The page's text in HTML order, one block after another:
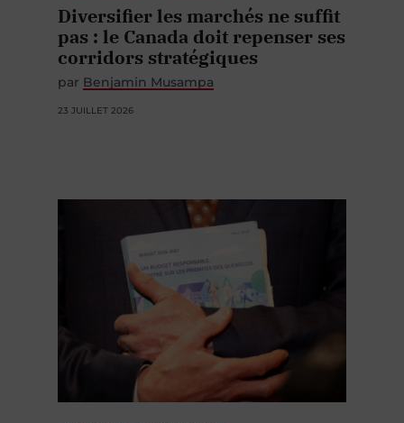
Diversifier les marchés ne suffit
pas : le Canada doit repenser ses
corridors stratégiques
par Benjamin Musampa
23 JUILLET 2026